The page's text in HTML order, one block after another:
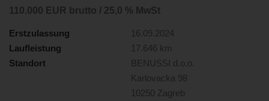
110.000 EUR brutto / 25,0 % MwSt
Erstzulassung
16.09.2024
Laufleistung
17.646 km
Standort
BENUSSI d.o.o.
Karlovacka 98
10250 Zagreb